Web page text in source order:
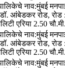
नाव:मुंबई
आंबेडकर रोड, रोड :
एरिया 2.50
नाव:मुंबई
आंबेडकर रोड, रोड :
एरिया 2.50
नाव:मुंबई